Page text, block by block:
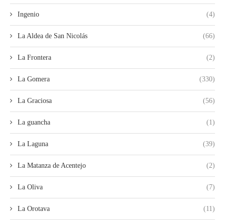
Ingenio (4)
La Aldea de San Nicolás (66)
La Frontera (2)
La Gomera (330)
La Graciosa (56)
La guancha (1)
La Laguna (39)
La Matanza de Acentejo (2)
La Oliva (7)
La Orotava (11)